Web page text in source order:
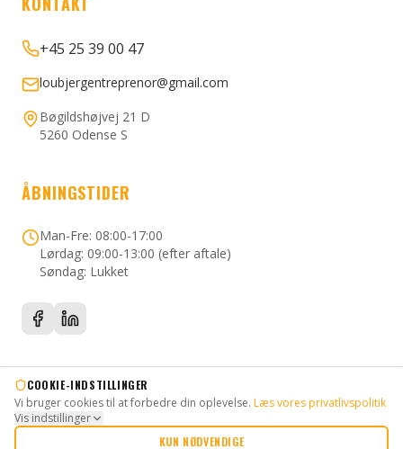
+45 25 39 00 47
loubjergentreprenor@gmail.com
Bøgildshøjvej 21 D
5260 Odense S
ÅBNINGSTIDER
Man-Fre: 08:00-17:00
Lørdag: 09:00-13:00 (efter aftale)
Søndag: Lukket
©2026Loubjerg Entreprenør. Alle rettigheder forbeholdes.
KontaktPrivatlivspolitik
COOKIE-INDSTILLINGER
Vi bruger cookies til at forbedre din oplevelse. Læs vores privatlivspolitik
Vis indstillinger
KUN NØDVENDIGE